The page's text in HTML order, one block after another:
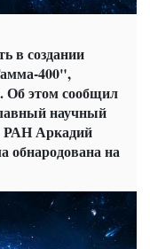
в создании
400",
Об этом сообщил
научный
РАН Аркадий
обнародована на